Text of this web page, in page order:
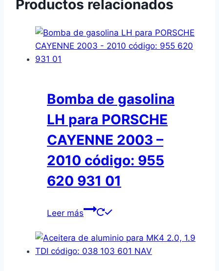
Productos relacionados
Bomba de gasolina
LH para PORSCHE
CAYENNE 2003 –
2010 código: 955
620 931 01
Leer más